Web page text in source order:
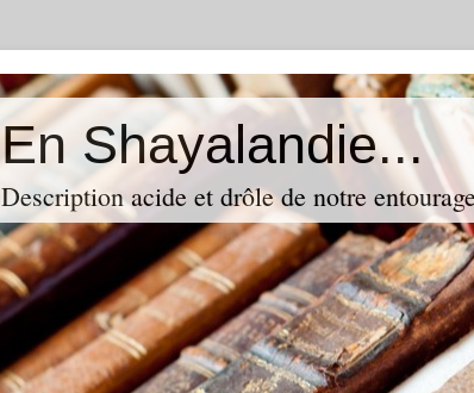
En Shayalandie...
Description acide et drôle de notre